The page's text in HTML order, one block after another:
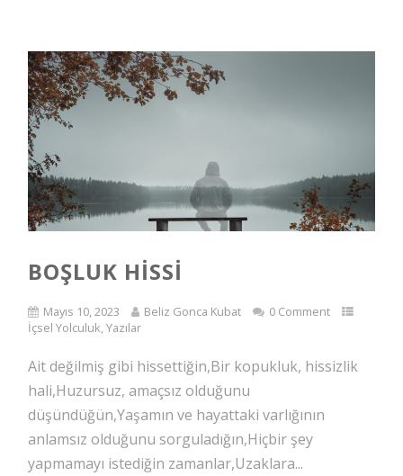
BOŞLUK HISSI
Mayıs 10, 2023 Beliz Gonca Kubat
0 Comment
İçsel Yolculuk,Yazılar
Ait değilmiş gibi hissettiğin,Bir kopukluk, hissizlik
hali,Huzursuz, amaçsız olduğunu
düşündüğün,Yaşamın ve hayattaki varlığının
anlamsız olduğunu sorguladığın,Hiçbir şey
yapmamayı istediğin zamanlar,Uzaklara...